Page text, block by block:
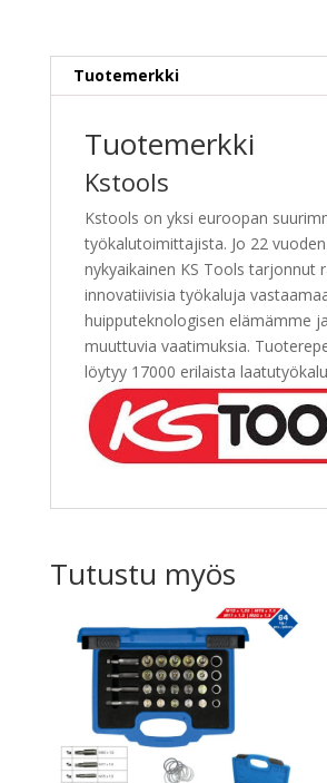
Tuotemerkki
Tuotemerkki
Kstools
Kstools on yksi euroopan
työkalutoimittajista. Jo 22
nykyaikainen KS Tools tarjonnut
innovatiivisia työkaluja
huipputeknologisen elämämme
muuttuvia vaatimuksia.
löytyy 17000 erilaista
Tutustu myös